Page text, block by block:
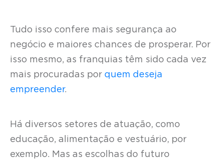
Tudo isso confere mais segurança ao
negócio e maiores chances de prosperar. Por
isso mesmo, as franquias têm sido cada vez
mais procuradas por quem deseja
empreender.
Há diversos setores de atuação, como
educação, alimentação e vestuário, por
exemplo. Mas as escolhas do futuro